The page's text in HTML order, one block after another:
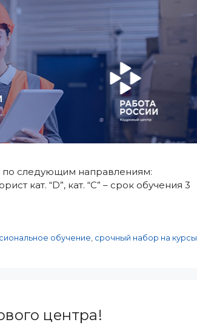
по следующим направлениям:
кат. “D”, кат. “С” – срок обучения 3
обучение, срочный набор на курсы
центра!